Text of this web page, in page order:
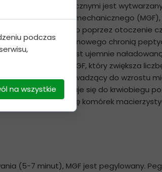
metodami ekologicznymi jest
czynnika mechanicznego
Osiąga się to poprzez otoczenie
glikolu polietylenowego chronią
powłoka jest ujemnie
genu IGF, który zwiększa
niezbędny prowadzący do wzrostu
bazie wody i dostaje się do krwiobiegu
zwiększyć liczbę komórek
(5-7 minut), MGF jest pegylowany.
podczas
na wszystkie